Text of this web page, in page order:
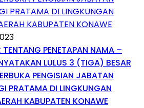
PENETAPAN NAMA –
LULUS 3 (TIGA) BESAR
PENGISIAN JABATAN
PRATAMA DI LINGKUNGAN
KABUPATEN KONAWE